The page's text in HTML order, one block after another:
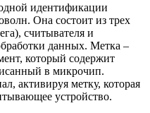
идентификации
Она состоит из трех
считывателя и
данных. Метка –
который содержит
в микрочип.
активируя метку, которая
устройство.